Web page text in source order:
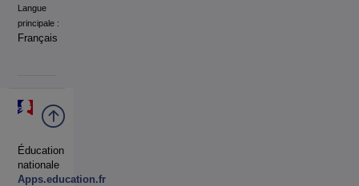
Langue
principale :
Français
Éducation
nationale
Apps.education.fr